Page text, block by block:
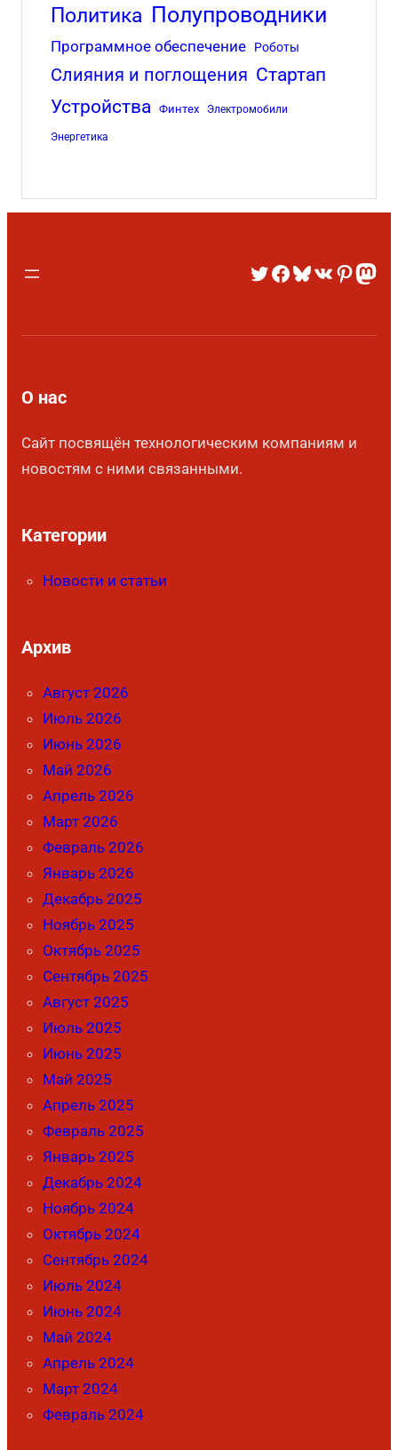
Политика Полупроводники
Программное обеспечение Роботы
Слияния и поглощения Стартап
Устройства
Финтех Электромобили
Энергетика
О нас
Сайт посвящён технологическим компаниям и
новостям с ними связанными.
Категории
Новости и статьи
Архив
Август 2026
Июль 2026
Июнь 2026
Май 2026
Апрель 2026
Март 2026
Февраль 2026
Январь 2026
Декабрь 2025
Ноябрь 2025
Октябрь 2025
Сентябрь 2025
Август 2025
Июль 2025
Июнь 2025
Май 2025
Апрель 2025
Февраль 2025
Январь 2025
Декабрь 2024
Ноябрь 2024
Октябрь 2024
Сентябрь 2024
Июль 2024
Июнь 2024
Май 2024
Апрель 2024
Март 2024
Февраль 2024